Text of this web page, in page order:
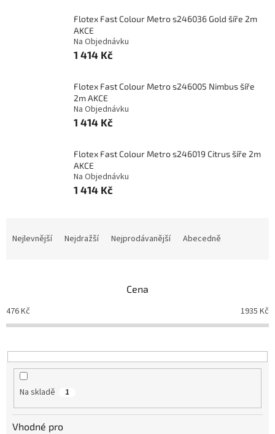
Flotex Fast Colour Metro s246036 Gold šíře 2m
AKCE
Na Objednávku
1 414 Kč
Flotex Fast Colour Metro s246005 Nimbus šíře
2m AKCE
Na Objednávku
1 414 Kč
Flotex Fast Colour Metro s246019 Citrus šíře 2m
AKCE
Na Objednávku
1 414 Kč
p
r
o
u
Nejlevnější Nejdražší Nejprodávanější Abecedně
Cena
476Kč 1935 Kč
Na skladě 1
Vhodné pro